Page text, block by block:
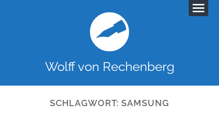
Wolff von Rechenberg
SCHLAGWORT:SAMSUNG